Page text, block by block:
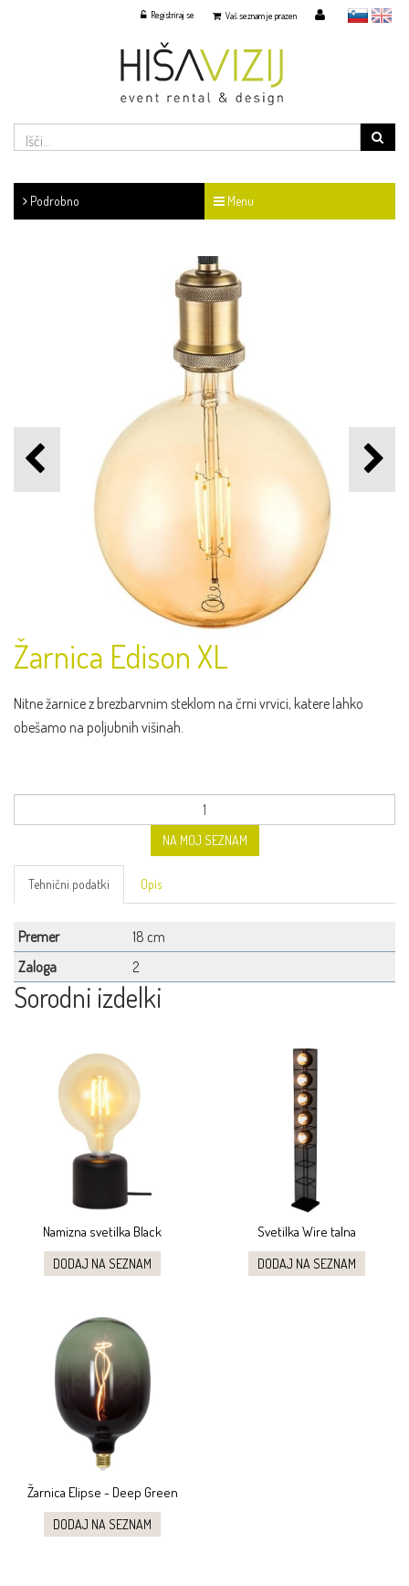
slovensko
English
Vaš seznam je prazen
Registriraj se
Podrobno Menu
Žarnica Edison XL
Nitne žarnice z brezbarvnim steklom na črni vrvici, katere lahko
obešamo na poljubnih višinah.
NA MOJ SEZNAM
Tehnični podatki Opis
Premer
18 cm
Zaloga
2
Sorodni izdelki
Namizna svetilka Black
DODAJ NA SEZNAM
Svetilka Wire talna
DODAJ NA SEZNAM
Žarnica Elipse - Deep Green
DODAJ NA SEZNAM